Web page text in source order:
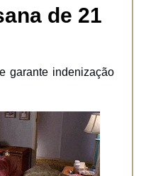
de 21
garante indenização